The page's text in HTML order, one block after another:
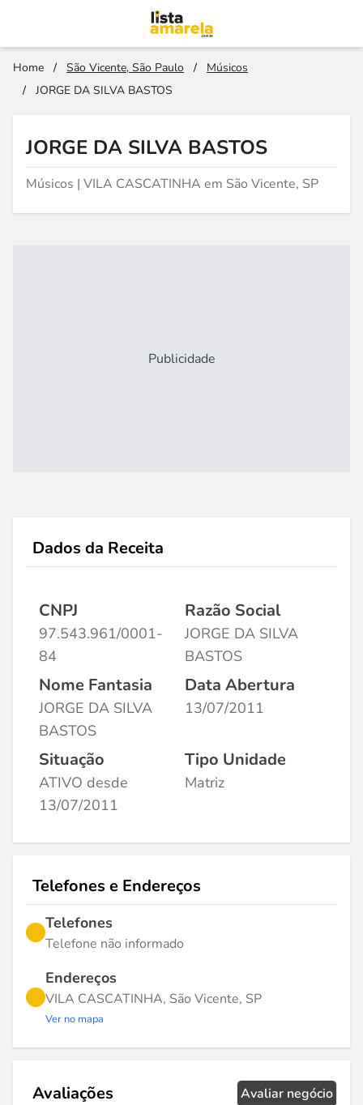
Home / São Vicente, São Paulo /
Músicos
/
JORGE DA SILVA BASTOS
JORGE DA SILVA BASTOS
Músicos | VILA CASCATINHA em São Vicente, SP
Publicidade
Dados da Receita
CNPJ
97.543.961/0001-
84
Razão Social
JORGE DA SILVA
BASTOS
Nome Fantasia
JORGE DA SILVA
BASTOS
Data Abertura
13/07/2011
Situação
ATIVO desde
13/07/2011
Tipo Unidade
Matriz
Telefones e Endereços
Telefones
Telefone não informado
Endereços
VILA CASCATINHA, São Vicente, SP
Ver no mapa
Avaliações Avaliar negócio